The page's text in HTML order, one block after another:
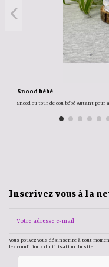
Snood bébé
Snood ou tour de cou bébé Autant pour
Inscrivez vous à la
Vous pouvez vous désinscrire à tout
les conditions d'utilisation du site.